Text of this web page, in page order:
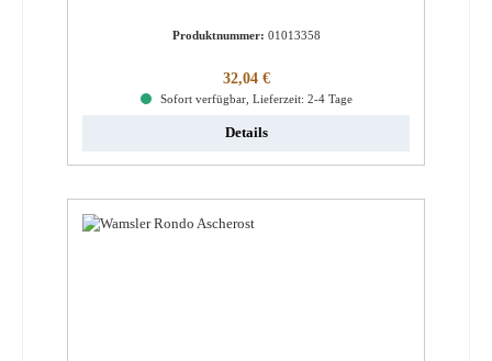
Produktnummer: 01013358
Regulärer Preis:
32,04 €
Sofort verfügbar, Lieferzeit: 2-4 Tage
Details